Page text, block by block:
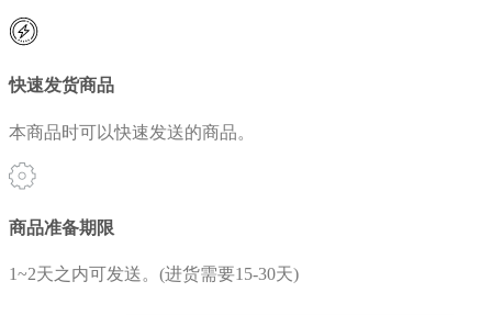
快速发货商品
本商品时可以快速发送的商品。
商品准备期限
1~2天之内可发送。(进货需要15-30天)